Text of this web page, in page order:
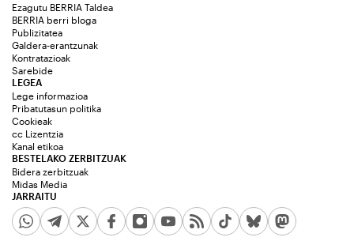
Ezagutu BERRIA Taldea
BERRIA berri bloga
Publizitatea
Galdera-erantzunak
Kontratazioak
Sarebide
JARRAITU
LEGEA
Lege informazioa
Pribatutasun politika
Cookieak
cc Lizentzia
Kanal etikoa
BESTELAKO ZERBITZUAK
Bidera zerbitzuak
Midas Media